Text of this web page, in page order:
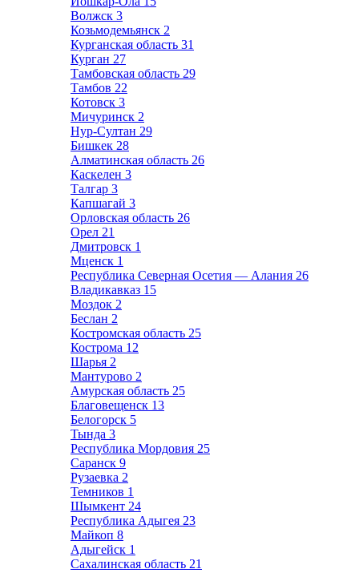
Волжск 3
Козьмодемьянск 2
Курганская область 31
Курган 27
Тамбовская область 29
Тамбов 22
Котовск 3
Мичуринск 2
Нур-Султан 29
Бишкек 28
Алматинская область 26
Каскелен 3
Талгар 3
Капшагай 3
Орловская область 26
Орел 21
Дмитровск 1
Мценск 1
Республика Северная Осетия — Алания 26
Владикавказ 15
Моздок 2
Беслан 2
Костромская область 25
Кострома 12
Шарья 2
Мантурово 2
Амурская область 25
Благовещенск 13
Белогорск 5
Тында 3
Республика Мордовия 25
Саранск 9
Рузаевка 2
Темников 1
Шымкент 24
Республика Адыгея 23
Майкоп 8
Адыгейск 1
Сахалинская область 21